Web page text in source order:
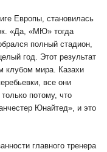
Европы, становилась
«Да, «МЮ» тогда
полный стадион,
год. Этот результат
клубом мира. Казахи
все они
потому, что
Юнайтед», и это
главного тренера